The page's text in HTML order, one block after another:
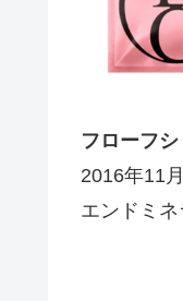
フローフ
2016年11
エンドミ